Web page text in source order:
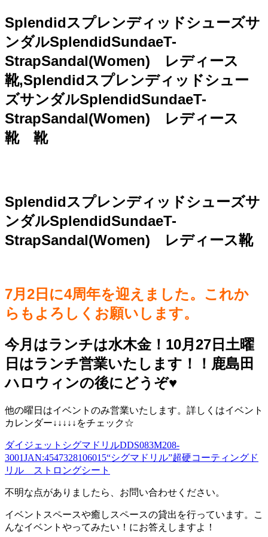
Splendidスプレンディッドシューズサ
ンダルSplendidSundaeT-
StrapSandal(Women) レディース
靴,Splendidスプレンディッドシュー
ズサンダルSplendidSundaeT-
StrapSandal(Women) レディース
靴 靴
Splendidスプレンディッドシューズサ
ンダルSplendidSundaeT-
StrapSandal(Women) レディース靴
7月2日に4周年を迎えました。これか
らもよろしくお願いします。
今月はランチは水木金！10月27日土曜
日はランチ営業いたします！！鹿島田
ハロウィンの後にどうぞ♥️
他の曜日はイベントのみ営業いたします。詳しくはイベント
カレンダー↓↓↓↓↓をチェック☆
ダイジェットシグマドリルDDS083M208-
3001JAN:4547328106015“シグマドリル”超硬コーティングド
リル ストロングシート
不明な点がありましたら、お問い合わせください。
イベントスペースや癒しスペースの貸出を行っています。こ
んなイベントやってみたい！にお答えしますよ！